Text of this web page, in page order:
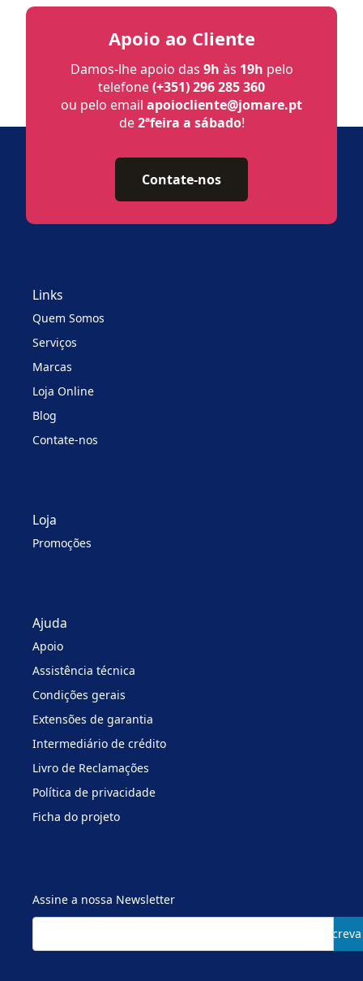
Apoio ao Cliente
Damos-lhe apoio das 9h às 19h pelo
telefone(+351) 296 285 360
ou pelo email apoiocliente@jomare.pt
de2ªfeira a sábado!
Contate-nos
Links
Quem Somos
Serviços
Marcas
Loja Online
Blog
Contate-nos
Loja
Promoções
Ajuda
Apoio
Assistência técnica
Condições gerais
Extensões de garantia
Intermediário de crédito
Livro de Reclamações
Política de privacidade
Ficha do projeto
Assine a nossa Newsletter
Subscreva